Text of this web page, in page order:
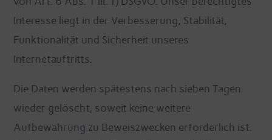
Interesse liegt in der Verbesserung, Stabilität,
Funktionalität und Sicherheit unseres
Internetauftritts.
Die Daten werden spätestens nach sieben Tagen
wieder gelöscht, soweit keine weitere
Aufbewahrung zu Beweiszwecken erforderlich ist.